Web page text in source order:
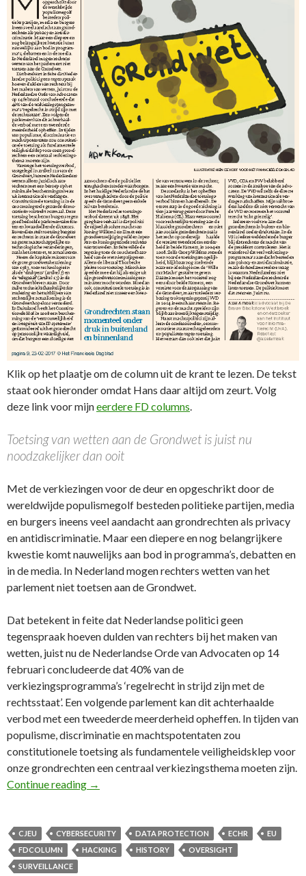
Klik op het plaatje om de column uit de krant te lezen. De tekst
staat ook hieronder omdat Hans daar altijd om zeurt. Volg
deze link voor mijneerdere FD columns.
Toetsing van wetten aan de Grondwet is juist nu
noodzakelijker dan ooit
Met de verkiezingen voor de deur en opgeschrikt door de
wereldwijde populismegolf besteden politieke partijen, media
en burgers ineens veel aandacht aan grondrechten als privacy
en antidiscriminatie. Maar een diepere en nog belangrijkere
kwestie komt nauwelijks aan bod in programma’s, debatten en
in de media. In Nederland mogen rechters wetten van het
parlement niet toetsen aan de Grondwet.
Dat betekent in feite dat Nederlandse politici geen
tegenspraak hoeven dulden van rechters bij het maken van
wetten, juist nu de Nederlandse Orde van Advocaten op 14
februari concludeerde dat 40% van de
verkiezingsprogramma’s ‘regelrecht in strijd zijn met de
rechtsstaat’. Een volgende parlement kan dit achterhaalde
verbod met een tweederde meerderheid opheffen. In tijden van
populisme, discriminatie en machtspotentaten zou
constitutionele toetsing als fundamentele veiligheidsklep voor
onze grondrechten een centraal verkiezingsthema moeten zijn.
Continue reading 33e FD Column: Toetsing van wetten aan de
→
CJEU CYBERSECURITY DATA PROTECTION ECHR
EU
FDCOLUMN
HACKING HISTORY
OVERSIGHT
SURVEILLANCE